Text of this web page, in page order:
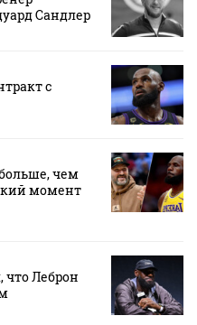
Сандлер
с
чем
момент
Леброн